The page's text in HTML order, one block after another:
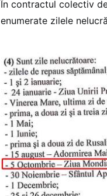
În contractul colectiv
enumerate zilele